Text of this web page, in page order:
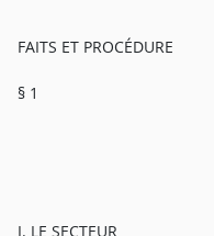
FAITS ET PROCÉDURE
§ 1
I. LE SECTEUR